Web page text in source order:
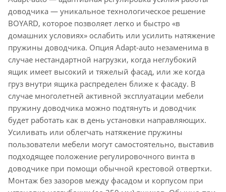
доводчика — уникальное технологическое решение
BOYARD, которое позволяет легко и быстро «в
домашних условиях» ослабить или усилить натяжение
пружины доводчика. Опция Adapt-auto незаменима в
случае нестандартной нагрузки, когда неглубокий
ящик имеет высокий и тяжелый фасад, или же когда
груз внутри ящика распределен ближе к фасаду. В
случае многолетней активной эксплуатации мебели
пружину доводчика можно подтянуть и доводчик
будет работать как в день установки направляющих.
Усиливать или облегчать натяжение пружины
пользователи мебели могут самостоятельно, выставив
подходящее положение регулировочного винта в
доводчике при помощи обычной крестовой отвертки.
Монтаж без зазоров между фасадом и корпусом при